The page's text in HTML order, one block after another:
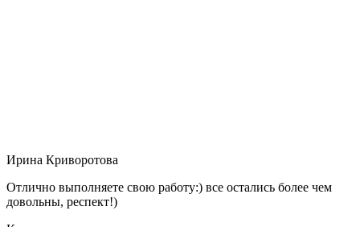
Ирина Криворотова
Отлично выполняете свою работу:) все остались более чем
довольны, респект!)